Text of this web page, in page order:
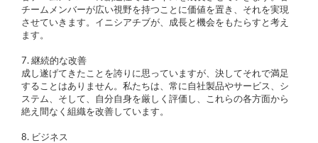
チームメンバーが広い視野を持つことに価値を置き、それを実現
させていきます。イニシアチブが、成長と機会をもたらすと考え
ます。
7. 継続的な改善
成し遂げてきたことを誇りに思っていますが、決してそれで満足
することはありません。私たちは、常に自社製品やサービス、シ
ステム、そして、自分自身を厳しく評価し、これらの各方面から
絶え間なく組織を改善しています。
8. ビジネス